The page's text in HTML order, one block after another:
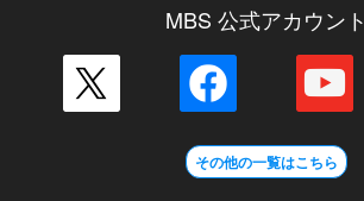
MBS 公式アカウント
その他の一覧はこちら